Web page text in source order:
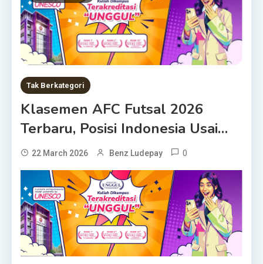
Tak Berkategori
Klasemen AFC Futsal 2026
Terbaru, Posisi Indonesia Usai…
22 March 2026 Benz Ludepay 0